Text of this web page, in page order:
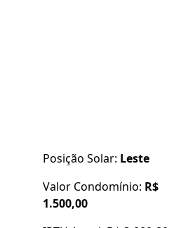
Posição Solar: Leste
Valor Condomínio: R$
1.500,00